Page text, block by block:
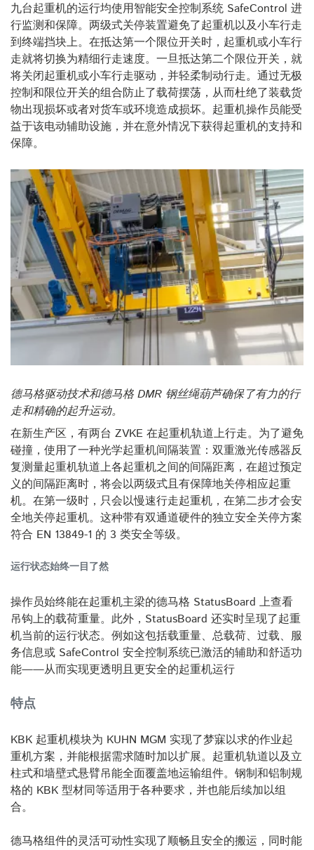
九台起重机的运行均使用智能安全控制系统 SafeControl 进
行监测和保障。两级式关停装置避免了起重机以及小车行走
到终端挡块上。在抵达第一个限位开关时，起重机或小车行
走就将切换为精细行走速度。一旦抵达第二个限位开关，就
将关闭起重机或小车行走驱动，并轻柔制动行走。通过无极
控制和限位开关的组合防止了载荷摆荡，从而杜绝了装载货
物出现损坏或者对货车或环境造成损坏。起重机操作员能受
益于该电动辅助设施，并在意外情况下获得起重机的支持和
保障。
德马格驱动技术和德马格 DMR 钢丝绳葫芦确保了有力的行
走和精确的起升运动。
在新生产区，有两台 ZVKE 在起重机轨道上行走。为了避免
碰撞，使用了一种光学起重机间隔装置：双重激光传感器反
复测量起重机轨道上各起重机之间的间隔距离，在超过预定
义的间隔距离时，将会以两级式且有保障地关停相应起重
机。在第一级时，只会以慢速行走起重机，在第二步才会安
全地关停起重机。这种带有双通道硬件的独立安全关停方案
符合 EN 13849-1 的 3 类安全等级。
运行状态始终一目了然
操作员始终能在起重机主梁的德马格 StatusBoard 上查看
吊钩上的载荷重量。此外，StatusBoard 还实时呈现了起重
机当前的运行状态。例如这包括载重量、总载荷、过载、服
务信息或 SafeControl 安全控制系统已激活的辅助和舒适功
能——从而实现更透明且更安全的起重机运行
特点
KBK 起重机模块为 KUHN MGM 实现了梦寐以求的作业起
重机方案，并能根据需求随时加以扩展。起重机轨道以及立
柱式和墙壁式悬臂吊能全面覆盖地运输组件。钢制和铝制规
格的 KBK 型材同等适用于各种要求，并也能后续加以组
合。
德马格组件的灵活可动性实现了顺畅且安全的搬运，同时能